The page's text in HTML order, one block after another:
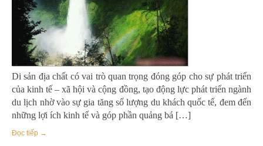
Di sản địa chất có vai trò quan trọng đóng góp cho sự phát triển
của kinh tế – xã hội và cộng đồng, tạo động lực phát triển ngành
du lịch nhờ vào sự gia tăng số lượng du khách quốc tế, đem đến
những lợi ích kinh tế và góp phần quảng bá […]
Đọc tiếp →